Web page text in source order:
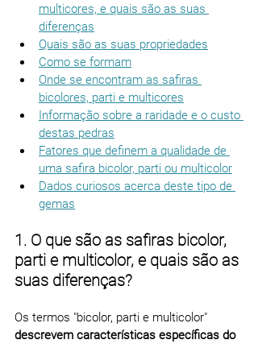
multicores, e quais são as suas
diferenças
Quais são as suas propriedades
Como se formam
Onde se encontram as safiras
bicolores, parti e multicores
Informação sobre a raridade e o custo
destas pedras
Fatores que definem a qualidade de
uma safira bicolor, parti ou multicolor
Dados curiosos acerca deste tipo de
gemas
1. O que são as safiras bicolor,
parti e multicolor, e quais são as
suas diferenças?
Os termos "bicolor, parti e multicolor"
descrevem características específicas do